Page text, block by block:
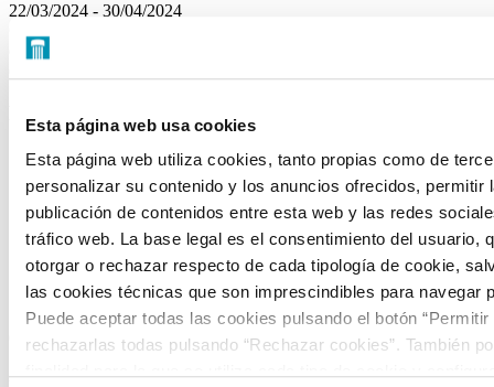
Esta página web usa cookies
Esta página web utiliza cookies, tanto propias como de
personalizar su contenido y los anuncios ofrecidos, permitir
publicación de contenidos entre esta web y las redes
tráfico web. La base legal es el consentimiento del usuario,
otorgar o rechazar respecto de cada tipología de cookie,
las cookies técnicas que son imprescindibles para navegar
Puede aceptar todas las cookies pulsando el botón “Permitir
rechazarlas todas pulsando “Rechazar cookies”. También
22/03/2024 - 30/04/2024
de la Fundación Canal
FUNDACIÓN CANAL
Sobre nosotros
Portal de transparencia
Visítanos
Alquiler de espacios
CONTACTO
C/ Mateo Inurria, 2
28036 Madrid